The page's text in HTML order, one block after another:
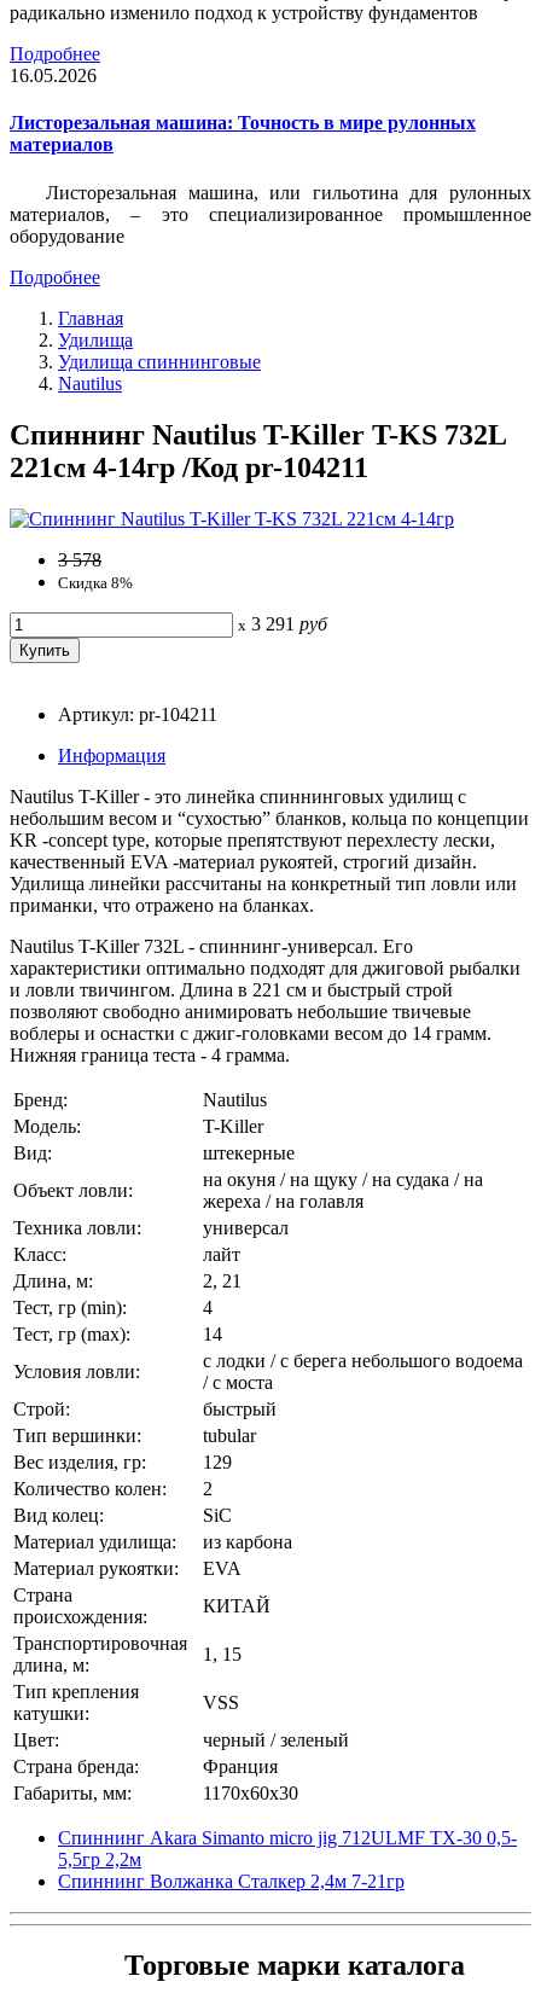
радикально изменило подход к устройству фундаментов
Подробнее
16.05.2026
Листорезальная машина: Точность в мире рулонных
материалов
Листорезальная машина, или гильотина для рулонных
материалов, – это специализированное промышленное
оборудование
Подробнее
Главная
Удилища
Удилища спиннинговые
Nautilus
Спиннинг Nautilus T-Killer T-KS 732L
221см 4-14гр /Код pr-104211
3 578
Скидка 8%
x 3 291 руб
Артикул: pr-104211
Информация
Nautilus T-Killer - это линейка спиннинговых удилищ с
небольшим весом и “сухостью” бланков, кольца по концепции
KR -concept type, которые препятствуют перехлесту лески,
качественный EVA -материал рукоятей, строгий дизайн.
Удилища линейки рассчитаны на конкретный тип ловли или
приманки, что отражено на бланках.
Nautilus T-Killer 732L - спиннинг-универсал. Его
характеристики оптимально подходят для джиговой рыбалки
и ловли твичингом. Длина в 221 см и быстрый строй
позволяют свободно анимировать небольшие твичевые
воблеры и оснастки с джиг-головками весом до 14 грамм.
Нижняя граница теста - 4 грамма.
Бренд:
Nautilus
Модель:
T-Killer
Вид:
штекерные
Объект ловли:
на окуня / на щуку / на судака / на
жереха / на голавля
Техника ловли:
универсал
Класс:
лайт
Длина, м:
2, 21
Тест, гр (min):
4
Тест, гр (max):
14
Условия ловли:
с лодки / с берега небольшого водоема
/ с моста
Строй:
быстрый
Тип вершинки:
tubular
Вес изделия, гр:
129
Количество колен:
2
Вид колец:
SiC
Материал удилища:
из карбона
Материал рукоятки:
EVA
Страна
происхождения:
КИТАЙ
Транспортировочная
длина, м:
1, 15
Тип крепления
катушки:
VSS
Цвет:
черный / зеленый
Страна бренда:
Франция
Габариты, мм:
1170x60x30
Спиннинг Akara Simanto micro jig 712ULMF TX-30 0,5-
5,5гр 2,2м
Спиннинг Волжанка Сталкер 2,4м 7-21гр
Торговые марки каталога